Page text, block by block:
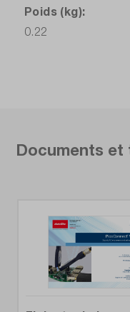
Poids (kg):
0.22
Documents et